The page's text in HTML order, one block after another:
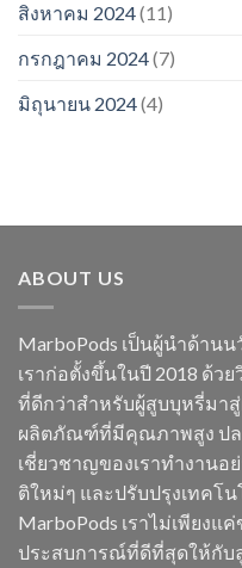
สิงหาคม 2024(11)
กรกฎาคม 2024(7)
มิถุนายน 2024(4)
ABOUT US
MarboPods เป็นผู้นำด้าน
เราก่อตั้งขึ้นในปี 2018 ด้ว
ที่ดีกว่าสำหรับผู้สูบบุหรี่มา
ผลิตภัณฑ์ที่มีคุณภาพสูง ปล
เชี่ยวชาญของเราทำงานอ
ติใหม่ๆ และปรับปรุงเทคโ
MarboPods เราไม่เพียงแ
ประสบการณ์ที่ดีที่สุดให้กับ